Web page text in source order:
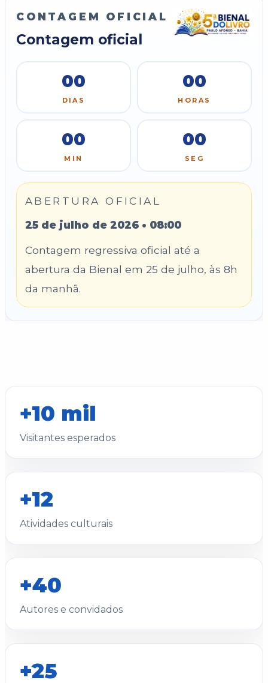
CONTAGEM OFICIAL
Contagem oficial
00
DIAS
00
HORAS
00
MIN
00
SEG
ABERTURA OFICIAL
25 de julho de 2026 • 08:00
Contagem regressiva oficial até a
abertura da Bienal em 25 de julho, às 8h
da manhã.
+10 mil
Visitantes esperados
+12
Atividades culturais
+40
Autores e convidados
+25